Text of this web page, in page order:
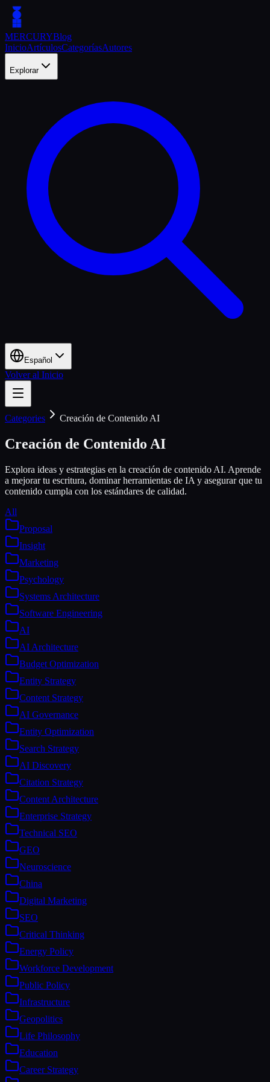
MERCURYBlog
InicioArtículosCategoríasAutores
Explorar
Español
Volver al Inicio
Categories Creación de Contenido AI
Creación de Contenido AI
Explora ideas y estrategias en la creación de contenido AI. Aprende
a mejorar tu escritura, dominar herramientas de IA y asegurar que tu
contenido cumpla con los estándares de calidad.
All
Proposal
Insight
Marketing
Psychology
Systems Architecture
Software Engineering
AI
AI Architecture
Budget Optimization
Entity Strategy
Content Strategy
AI Governance
Entity Optimization
Search Strategy
AI Discovery
Citation Strategy
Content Architecture
Enterprise Strategy
Technical SEO
GEO
Neuroscience
China
Digital Marketing
SEO
Critical Thinking
Energy Policy
Workforce Development
Public Policy
Infrastructure
Geopolitics
Life Philosophy
Education
Career Strategy